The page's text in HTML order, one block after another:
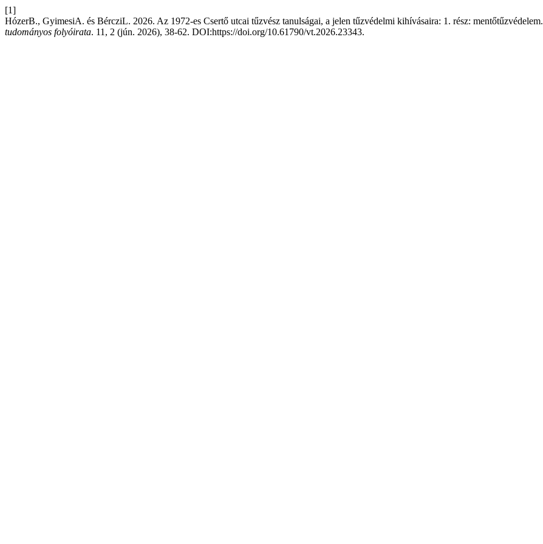
[1]
HózerB., GyimesiA. és BércziL. 2026. Az 1972-es Csertő utcai tűzvész tanulságai, a jelen tűzvédelmi kihívásaira: 1. rész: mentőtűzvédelem.
tudományos folyóirata. 11, 2 (jún. 2026), 38-62. DOI:https://doi.org/10.61790/vt.2026.23343.